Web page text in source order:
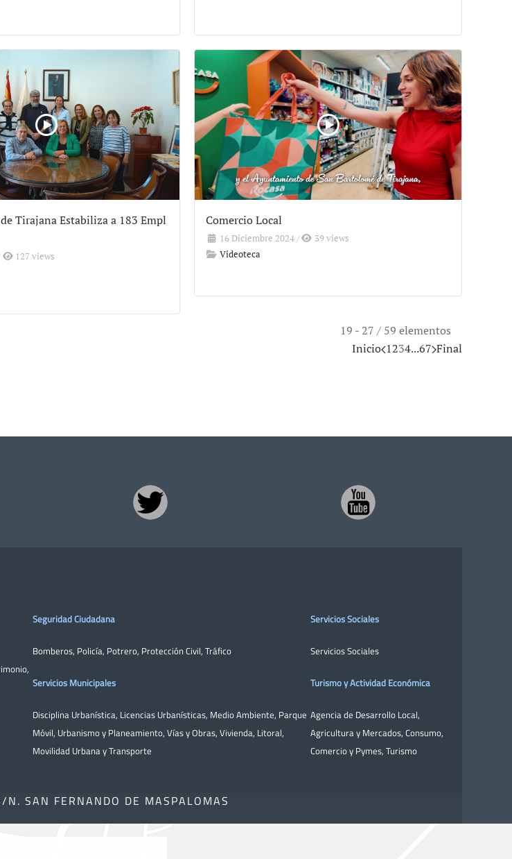
Tirajana Estabiliza a 183 Empl
127 views
Comercio Local
16 Diciembre 2024/
39 views
Videoteca
19 - 27 / 59 elementos
Inicio 1234...67 Final
,
Seguridad Ciudadana
Bomberos, Policía, Potrero, Protección Civil, Tráfico
Servicios Municipales
Disciplina Urbanística, Licencias Urbanísticas, Medio Ambiente, Parque
Móvil, Urbanismo y Planeamiento, Vías y Obras, Vivienda, Litoral,
Movilidad Urbana y Transporte
Servicios Sociales
Servicios Sociales
Turismo y Actividad Económica
Agencia de Desarrollo Local,
Agricultura y Mercados, Consumo,
Comercio y Pymes, Turismo
N. SAN FERNANDO DE MASPALOMAS